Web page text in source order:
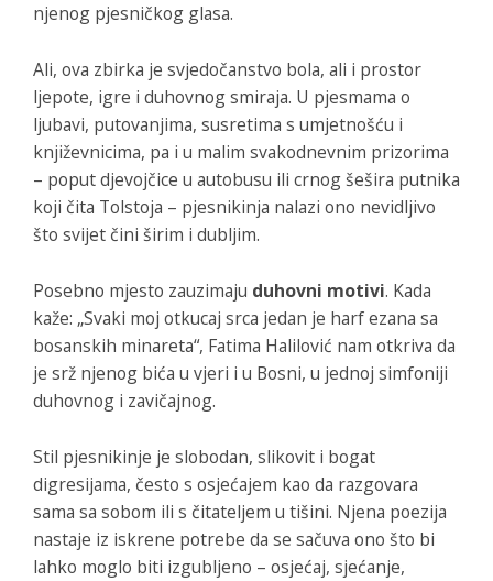
njenog pjesničkog glasa.
Ali, ova zbirka je svjedočanstvo bola, ali i prostor
ljepote, igre i duhovnog smiraja. U pjesmama o
ljubavi, putovanjima, susretima s umjetnošću i
književnicima, pa i u malim svakodnevnim prizorima
– poput djevojčice u autobusu ili crnog šešira putnika
koji čita Tolstoja – pjesnikinja nalazi ono nevidljivo
što svijet čini širim i dubljim.
Posebno mjesto zauzimaju duhovni motivi. Kada
kaže: „Svaki moj otkucaj srca jedan je harf ezana sa
bosanskih minareta“, Fatima Halilović nam otkriva da
je srž njenog bića u vjeri i u Bosni, u jednoj simfoniji
duhovnog i zavičajnog.
Stil pjesnikinje je slobodan, slikovit i bogat
digresijama, često s osjećajem kao da razgovara
sama sa sobom ili s čitateljem u tišini. Njena poezija
nastaje iz iskrene potrebe da se sačuva ono što bi
lahko moglo biti izgubljeno – osjećaj, sjećanje,